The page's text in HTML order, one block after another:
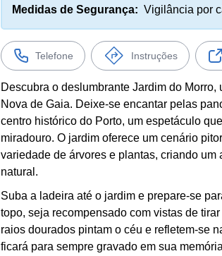
Medidas de Segurança: Vigilância por
Telefone Instruções
Descubra o deslumbrante Jardim do
Nova de Gaia. Deixe-se encantar pelas
centro histórico do Porto, um espetáculo
miradouro. O jardim oferece um cenário
variedade de árvores e plantas, criando
natural.
Suba a ladeira até o jardim e prepare-se
topo, seja recompensado com vistas de
raios dourados pintam o céu e refletem-se
ficará para sempre gravado em sua